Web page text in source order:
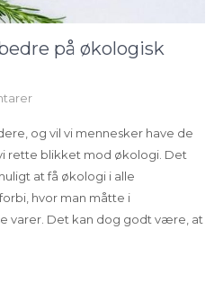
på økologisk
og vil vi mennesker have de
rette blikket mod økologi. Det
at få økologi i alle
hvor man måtte i
varer. Det kan dog godt være, at